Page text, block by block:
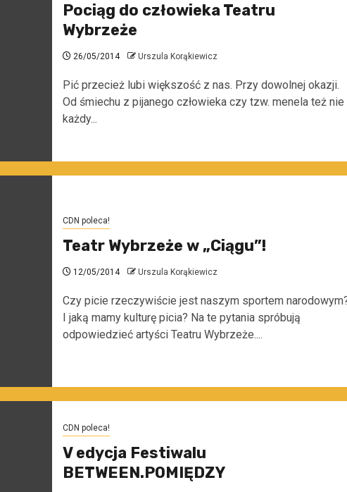
Pociąg do człowieka Teatru
Wybrzeże
26/05/2014 Urszula Korąkiewicz
Pić przecież lubi większość z nas. Przy dowolnej okazji.
Od śmiechu z pijanego człowieka czy tzw. menela też nie
każdy...
CDN poleca!
Teatr Wybrzeże w „Ciągu”!
12/05/2014 Urszula Korąkiewicz
Czy picie rzeczywiście jest naszym sportem
I jaką mamy kulturę picia? Na te pytania spróbują
odpowiedzieć artyści Teatru Wybrzeże....
CDN poleca!
V edycja Festiwalu
BETWEEN.POMIĘDZY